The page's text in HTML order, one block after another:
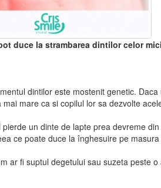
duce la strambarea dintilor celor mici
dintilor este mostenit genetic.
mai mare ca si copilul lor sa dezvolte
pierde un dinte de lapte prea devreme
ce poate duce la înghesuire pe
ar fi suptul degetului sau suzeta peste